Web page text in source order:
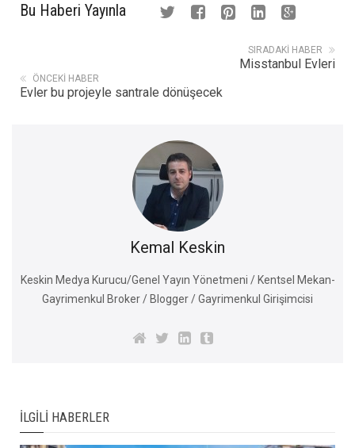
Bu Haberi Yayınla
SIRADAKI HABER
Misstanbul Evleri
ÖNCEKI HABER
Evler bu projeyle santrale dönüşecek
Kemal Keskin
Keskin Medya Kurucu/Genel Yayın Yönetmeni / Kentsel Mekan-
Gayrimenkul Broker / Blogger / Gayrimenkul Girişimcisi
İLGILI HABERLER